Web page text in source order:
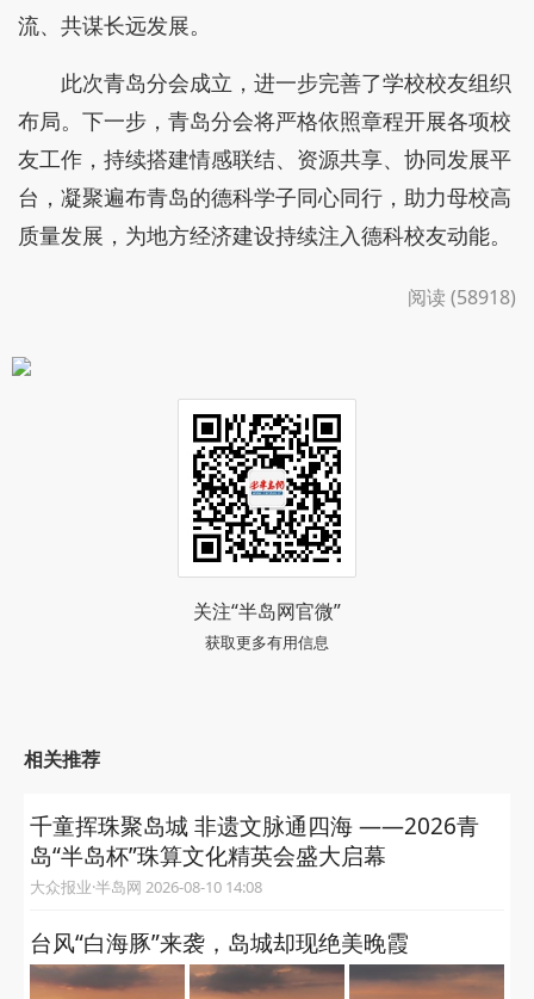
流、共谋长远发展。
此次青岛分会成立，进一步完善了学校校友组织
布局。下一步，青岛分会将严格依照章程开展各项校
友工作，持续搭建情感联结、资源共享、协同发展平
台，凝聚遍布青岛的德科学子同心同行，助力母校高
质量发展，为地方经济建设持续注入德科校友动能。
阅读 (58918)
关注“半岛网官微”
获取更多有用信息
相关推荐
千童挥珠聚岛城 非遗文脉通四海 ——2026青
岛“半岛杯”珠算文化精英会盛大启幕
大众报业·半岛网 2026-08-10 14:08
台风“白海豚”来袭，岛城却现绝美晚霞